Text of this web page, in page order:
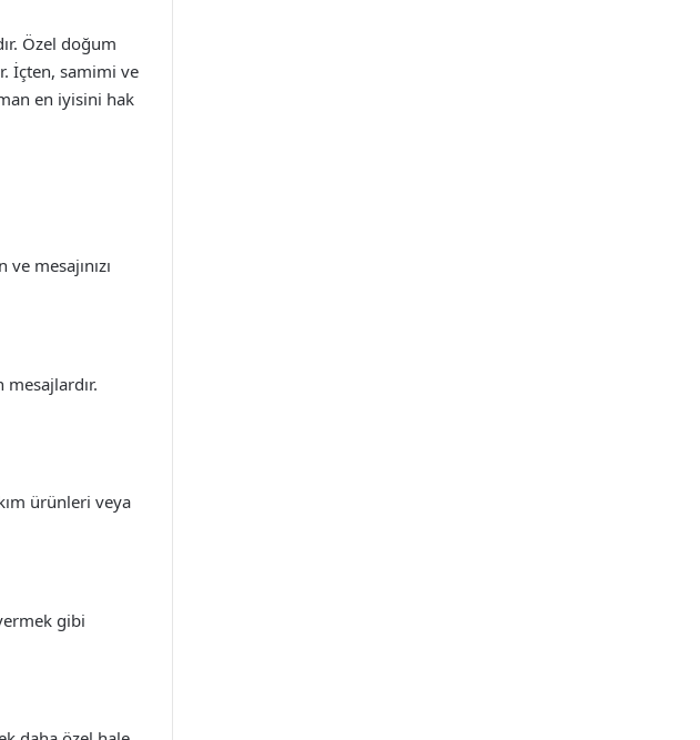
Özel doğum
İçten, samimi ve
en iyisini hak
mesajınızı
mesajlardır.
ürünleri veya
gibi